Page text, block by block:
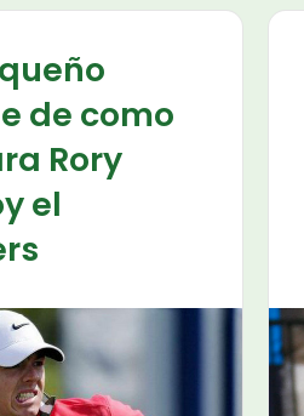
de como
Rory
el